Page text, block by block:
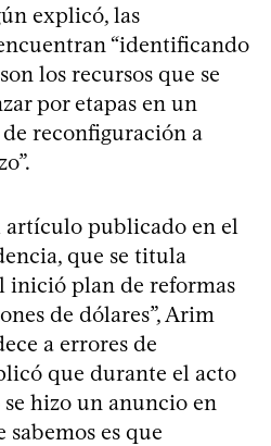
explicó, las
“identificando
los recursos que se
por etapas en un
reconfiguración a
artículo publicado en el
que se titula
inició plan de reformas
de dólares”, Arim
a errores de
que durante el acto
hizo un anuncio en
sabemos es que